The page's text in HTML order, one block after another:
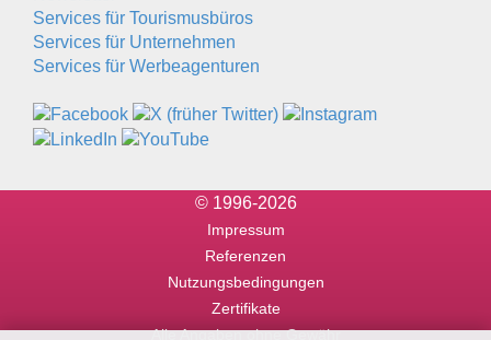
Services für Tourismusbüros
Services für Unternehmen
Services für Werbeagenturen
© 1996-2026
Impressum
Referenzen
Nutzungsbedingungen
Zertifikate
Alle Angaben ohne Gewähr